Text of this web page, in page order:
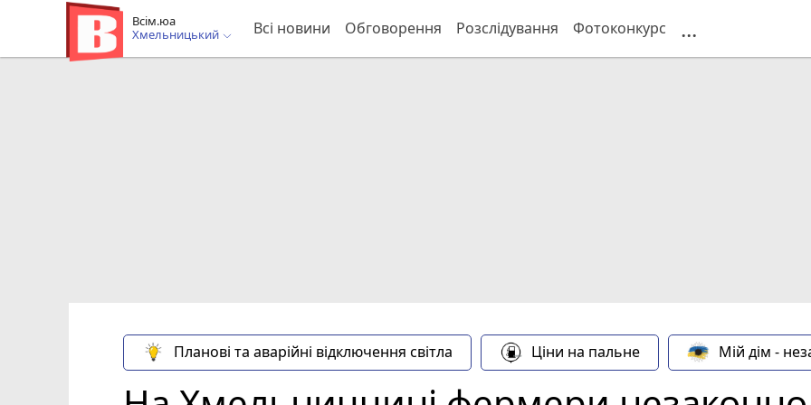
Всім.юа
Хмельницький
Всі новини Обговорення Розслідування Фотоконкурс ...
Планові та аварійні відключення світла Ціни на пальне Мій дім -